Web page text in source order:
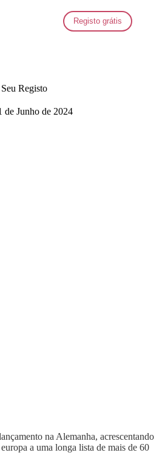
Registo grátis
Registo
de Junho de 2024
na Alemanha, acrescentando
a uma longa lista de mais de 60